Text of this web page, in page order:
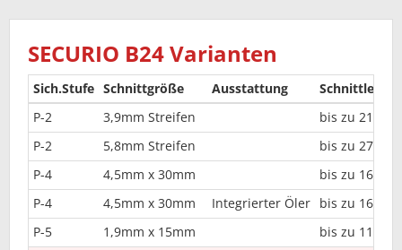
SECURIO B24 Varianten
Sich.Stufe Schnittgröße Ausstattung
P-2
3,9mm Streifen
bis zu 21
P-2
5,8mm Streifen
bis zu 27
P-4
4,5mm x 30mm
bis zu 16
P-4
4,5mm x 30mm Integrierter Öler bis zu 16
P-5
1,9mm x 15mm
bis zu 11